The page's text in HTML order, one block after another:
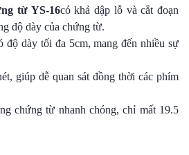
từ YS-16có khả dập lỗ và cắt đoạn
độ dày của chứng từ.
dày tối đa 5cm, mang đến nhiều sự
giúp dễ quan sát đồng thời các phím
chứng từ nhanh chóng, chỉ mất 19.5